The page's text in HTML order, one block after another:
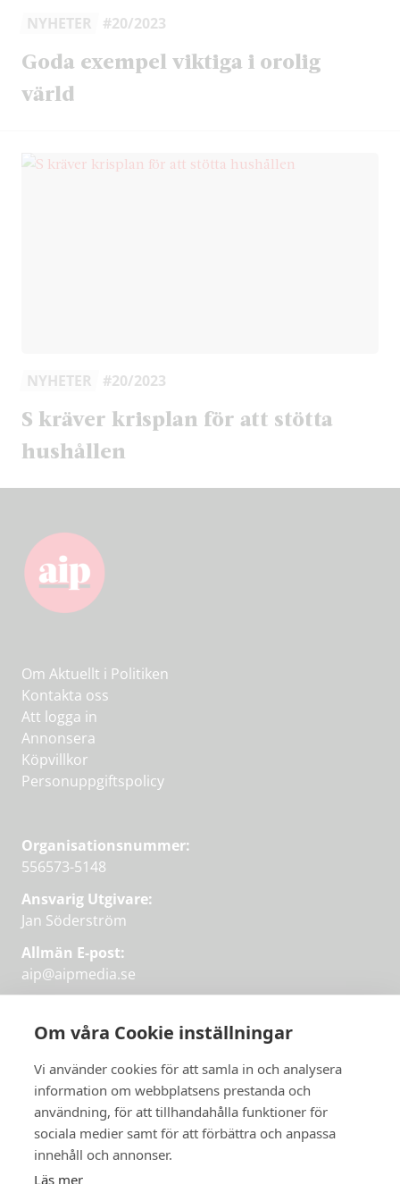
Om våra Cookie inställningar
Vi använder cookies för att samla in och analysera
information om webbplatsens prestanda och
användning, för att tillhandahålla funktioner för
sociala medier samt för att förbättra och anpassa
innehåll och annonser.
Läs mer
NYHETER #20/2023
Goda exempel viktiga i orolig
värld
NYHETER #20/2023
S kräver krisplan för att stötta
hushållen
Om Aktuellt i Politiken
Kontakta oss
Att logga in
Annonsera
Köpvillkor
Personuppgiftspolicy
Organisationsnummer:
556573-5148
Ansvarig Utgivare:
Jan Söderström
Allmän E-post:
aip@aipmedia.se
aip@flowyinfo.seeller 08-1210 60 40.
Instagram
LinkedIn
Twitter
Facebook
Få veckans bästa
artiklar på mejlen